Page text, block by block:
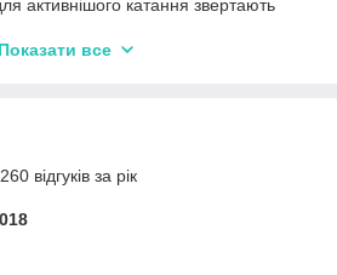
активнішого катання звертають
допомагає швидше підготуватися до
аксесуари для тих, хто хоче
Показати все
відгуків за рік